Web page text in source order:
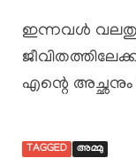
ഇന്നവൾ
എന്റെ അച്ഛനും
TAGGED അമ്മു